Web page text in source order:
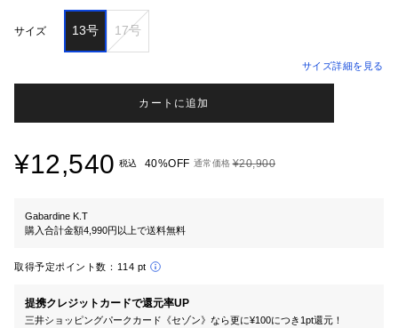
サイズ 13号 17号
サイズ詳細を見る
カートに追加
¥12,540 税込 40%OFF 通常価格 ¥20,900
Gabardine K.T
購入合計金額4,990円以上で送料無料
取得予定ポイント数： 114 pt
提携クレジットカードで還元率UP
三井ショッピングパークカード《セゾン》なら更に¥100につき1pt還元！